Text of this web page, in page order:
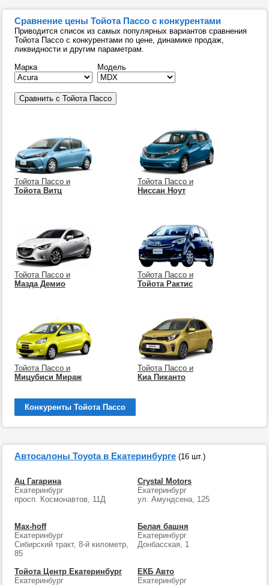
Сравнение цены Тойота Пассо с конкурентами
Приводится список из самых популярных вариантов сравнения
Тойота Пассо с конкурентами по цене, динамике продаж,
ликвидности и другим параметрам.
Марка
Модель
Тойота Пассо и
Тойота Витц
Тойота Пассо и
Ниссан Ноут
Тойота Пассо и
Мазда Демио
Тойота Пассо и
Тойота Рактис
Тойота Пассо и
Мицубиси Мираж
Тойота Пассо и
Киа Пиканто
Конкуренты Тойота Пассо
Автосалоны Toyota в Екатеринбурге (16 шт.)
Ац Гагарина
Екатеринбург
просп. Космонавтов, 11Д
Crystal Motors
Екатеринбург
ул. Амундсена, 125
Max-hoff
Екатеринбург
Сибирский тракт, 8-й километр,
85
Белая башня
Екатеринбург
Донбасская, 1
Тойота Центр Екатеринбург
Екатеринбург
ЕКБ Авто
Екатеринбург